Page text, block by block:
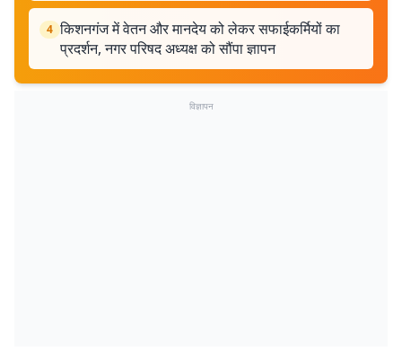
4 किशनगंज में वेतन और मानदेय को लेकर सफाईकर्मियों का
प्रदर्शन, नगर परिषद अध्यक्ष को सौंपा ज्ञापन
विज्ञापन